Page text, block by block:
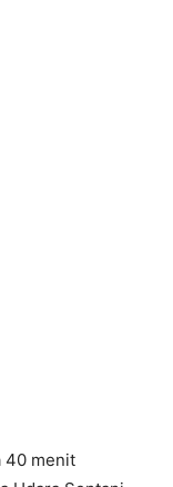
40 menit